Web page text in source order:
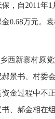
，自2011年1
0.68万元。
西新寨村原
景书、村委
金过程中不
、郝金相在